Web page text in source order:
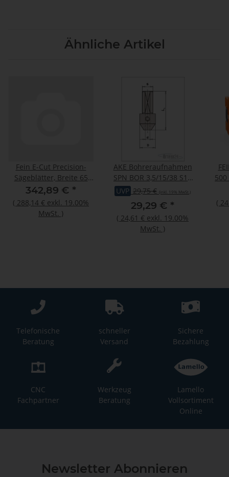
Ähnliche Artikel
Fein E-Cut Precision-
Sägeblätter, Breite 65
mm, VE 25 St
342,89 € *
( 288,14 € exkl. 19.00%
MwSt. )
AKE Bohreraufnahmen
SPN BOR 3,5/15/38 S10
RL
UVP 29,75 € (inkl. 19% MwSt.)
29,29 € *
( 24,61 € exkl. 19.00%
MwSt. )
500
(
Telefonische
Beratung
schneller
Versand
Sichere
Bezahlung
CNC
Fachpartner
Werkzeug
Beratung
Lamello
Vollsortiment
Online
Newsletter Abonnieren